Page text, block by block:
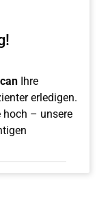
Ihre
erledigen.
hoch – unsere